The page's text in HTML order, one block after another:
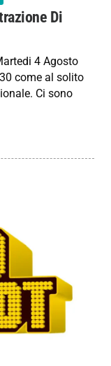
Di
4 Agosto
come al solito
Ci sono